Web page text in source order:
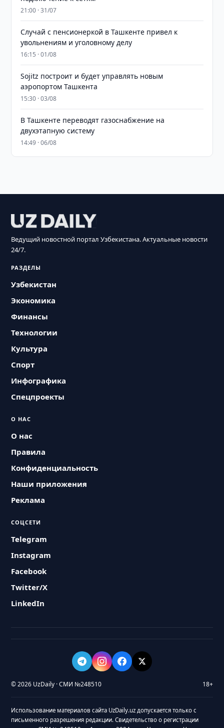
21:00 · 31/07
Случай с пенсионеркой в Ташкенте привел к
увольнениям и уголовному делу
16:15 · 01/08
Sojitz построит и будет управлять новым
аэропортом Ташкента
15:30 · 03/08
В Ташкенте переводят газоснабжение на
двухэтапную систему
14:49 · 06/08
Ведущий новостной портал Узбекистана. Актуальные новости
24/7.
РАЗДЕЛЫ
Узбекистан
Экономика
Финансы
Технологии
Культура
Спорт
Инфографика
Спецпроекты
О НАС
О нас
Правила
Конфиденциальность
Наши приложения
Реклама
СОЦСЕТИ
Telegram
Instagram
Facebook
Twitter/X
LinkedIn
© 2026 UzDaily · СМИ №248510 18+
Использование материалов сайта UzDaily.uz допускается только с
письменного разрешения редакции. Свидетельство о регистрации